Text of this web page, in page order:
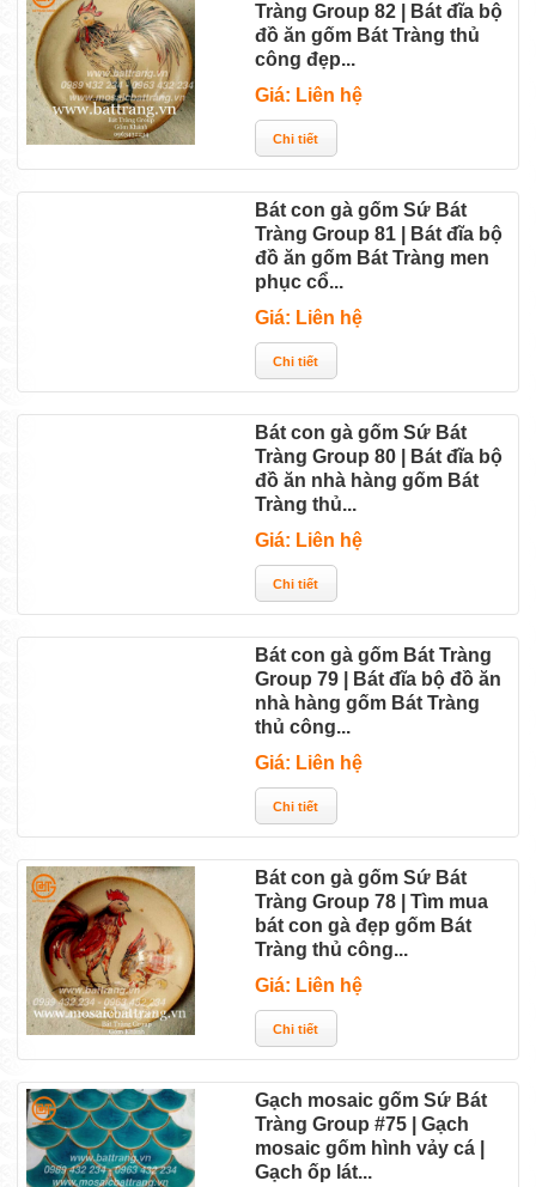
Tràng Group 82 | Bát đĩa bộ
đồ ăn gốm Bát Tràng thủ
công đẹp...
Giá: Liên hệ
Bát con gà gốm Sứ Bát
Tràng Group 81 | Bát đĩa bộ
đồ ăn gốm Bát Tràng men
phục cổ...
Giá: Liên hệ
Bát con gà gốm Sứ Bát
Tràng Group 80 | Bát đĩa bộ
đồ ăn nhà hàng gốm Bát
Tràng thủ...
Giá: Liên hệ
Bát con gà gốm Bát Tràng
Group 79 | Bát đĩa bộ đồ ăn
nhà hàng gốm Bát Tràng
thủ công...
Giá: Liên hệ
Bát con gà gốm Sứ Bát
Tràng Group 78 | Tìm mua
bát con gà đẹp gốm Bát
Tràng thủ công...
Giá: Liên hệ
Gạch mosaic gốm Sứ Bát
Tràng Group #75 | Gạch
mosaic gốm hình vảy cá |
Gạch ốp lát...